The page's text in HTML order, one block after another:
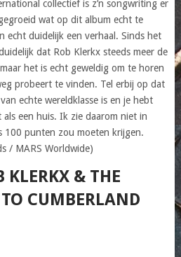
collectief is z’n songwriting er
wat op dit album echt te
echt duidelijk een verhaal. Sinds het
dat Rob Klerkx steeds meer de
het is echt geweldig om te horen
probeert te vinden. Tel erbij op dat
echte wereldklasse is en je hebt
een huis. Ik zie daarom niet in
100 punten zou moeten krijgen.
/ MARS Worldwide)
KLERKX & THE
CUMBERLAND